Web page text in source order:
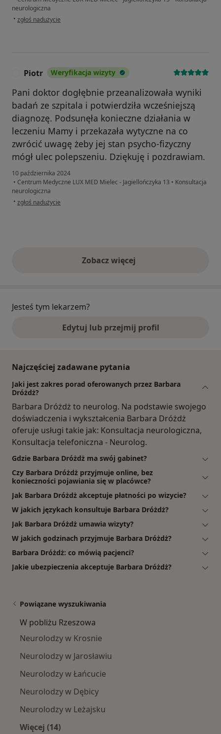
neurologiczna
• w opinii użytkownika Agata
zgłoś nadużycie
Piotr Weryfikacja wizyty
Pani doktor dogłębnie przeanalizowała wyniki
badań ze szpitala i potwierdziła wcześniejszą
diagnozę. Podsunęła konieczne działania w
leczeniu Mamy i przekazała wytyczne na co
zwrócić uwagę żeby jej stan psycho-fizyczny
mógł ulec polepszeniu. Dziękuję i pozdrawiam.
10 października 2024
• Centrum Medyczne LUX MED Mielec - Jagiellończyka 13 • Konsultacja
neurologiczna
• w opinii użytkownika Piotr
zgłoś nadużycie
Zobacz więcejopinie powyżej
Jesteś tym lekarzem?
Edytuj lub przejmij profil
Najczęściej zadawane pytania
Jaki jest zakres porad oferowanych przez Barbara
Dróżdż?
Barbara Dróżdż to neurolog. Na podstawie swojego
doświadczenia i wykształcenia Barbara Dróżdż
oferuje usługi takie jak: Konsultacja neurologiczna,
Konsultacja telefoniczna - Neurolog.
Gdzie Barbara Dróżdż ma swój gabinet?
Czy Barbara Dróżdż przyjmuje online, bez
konieczności pojawiania się w placówce?
Jak Barbara Dróżdż akceptuje płatności po wizycie?
W jakich językach konsultuje Barbara Dróżdż?
Jak Barbara Dróżdż umawia wizyty?
W jakich godzinach przyjmuje Barbara Dróżdż?
Barbara Dróżdż: co mówią pacjenci?
Jakie ubezpieczenia akceptuje Barbara Dróżdż?
Powiązane wyszukiwania
W pobliżu Rzeszowa
Neurolodzy w Krosnie
Neurolodzy w Jarosławiu
Neurolodzy w Łańcucie
Neurolodzy w Dębicy
Neurolodzy w Leżajsku
Więcej (14)